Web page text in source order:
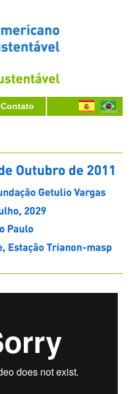
Contato